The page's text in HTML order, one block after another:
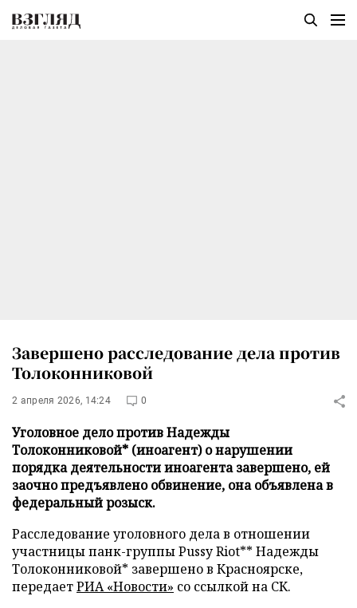
Завершено расследование дела против
Толоконниковой
2 апреля 2026, 14:24 0
Уголовное дело против Надежды
Толоконниковой* (иноагент) о нарушении
порядка деятельности иноагента завершено, ей
заочно предъявлено обвинение, она объявлена в
федеральный розыск.
Расследование уголовного дела в отношении
участницы панк-группы Pussy Riot** Надежды
Толоконниковой* завершено в Красноярске,
передаетРИА «Новости» со ссылкой на СК.